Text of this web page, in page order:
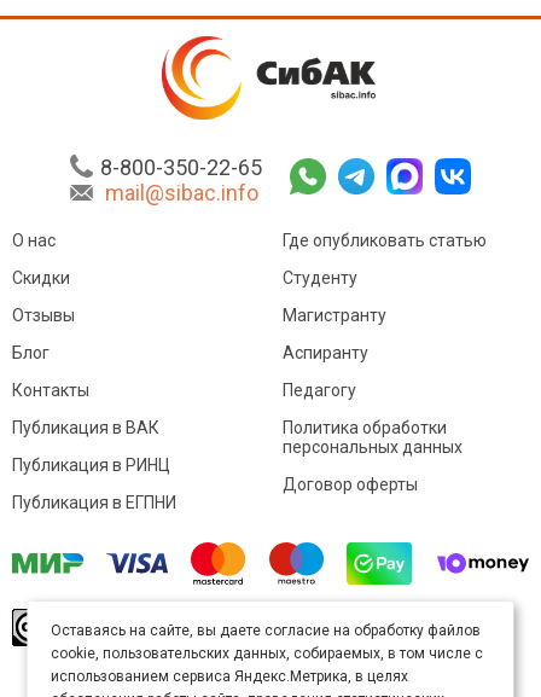
8-800-350-22-65
mail@sibac.info
О нас
Скидки
Отзывы
Блог
Контакты
Где опубликовать статью
Студенту
Магистранту
Аспиранту
Педагогу
Публикация в ВАК
Публикация в РИНЦ
Публикация в ЕГПНИ
Политика обработки
персональных данных
Договор оферты
произведение доступно полицензии Creative
Commons «Attribution» («Атрибуция») 4.0
Непортированная.
Оставаясь на сайте, вы даете согласие на обработку файлов
cookie, пользовательских данных, собираемых, в том числе с
использованием сервиса Яндекс.Метрика, в целях